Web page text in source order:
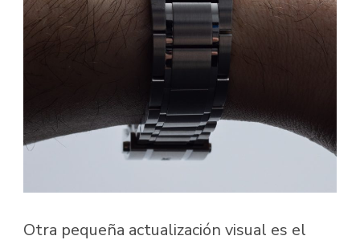
Otra pequeña actualización visual es el